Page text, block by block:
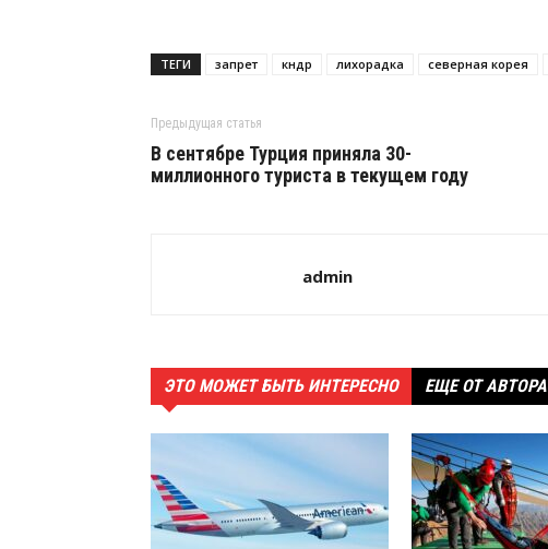
ТЕГИ запрет кндр лихорадка северная корея
Предыдущая статья
В сентябре Турция приняла 30-
миллионного туриста в текущем году
admin
ЭТО МОЖЕТ БЫТЬ ИНТЕРЕСНО ЕЩЕ ОТ АВТОРА